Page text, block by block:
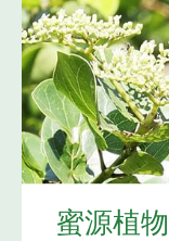
蜜源植物